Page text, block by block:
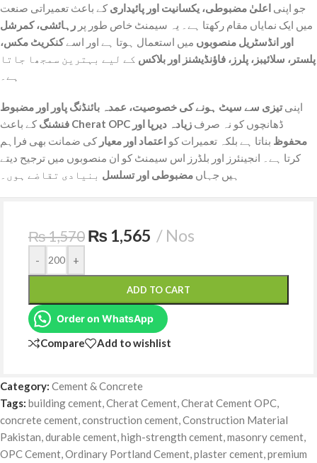
جو اپنی اعلیٰ مضبوطی، یکسانیت اور پائیداری کے باعث تعمیراتی صنعت
میں ایک نمایاں مقام رکھتا ہے۔ یہ سیمنٹ خاص طور پر رہائشی، کمرشل
اور انڈسٹریل منصوبوں میں استعمال ہوتا ہے اور اسےکنکریٹ مکس،
پلستر، سلائیبز، پلرز، فاؤنڈیشنز اور بلاکس کے لیے بہترین سمجھا جاتا
ہے۔
اپنیتیزی سے سیٹ ہونے کی خصوصیت، عمدہ بائنڈنگ پاور اور مضبوط
فنشنگ Cherat OPC ڈھانچوں کو نہ صرف زیادہ دیرپا اور
محفوظ بناتا ہے بلکہ تعمیرات کو اعتماد اور معیار کی ضمانت بھی فراہم
کرتا ہے۔ انجینئرز اور بلڈرز اس سیمنٹ کو ان منصوبوں میں ترجیح دیتے
ہیں جہاں مضبوطی اور تسلسل بنیادی تقاضے ہوں۔
₨1,570 ₨ 1,565 Nos
- +
ADD TO CART
Order on WhatsApp
Compare Add to wishlist
Category: Cement & Concrete
Tags: building cement,Cherat Cement,Cherat Cement OPC,
concrete cement,construction cement,Construction Material
Pakistan,durable cement,high-strength cement,masonry cement,
OPC Cement,Ordinary Portland Cement,plaster cement,premium